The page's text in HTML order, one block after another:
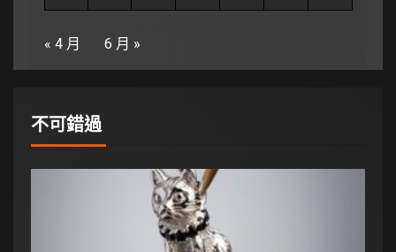
« 4 月 6 月 »
不可錯過